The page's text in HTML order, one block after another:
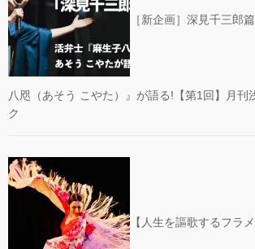
［新企画］深見千三郎
八咫（あそう こやた）』が語る!【第1回】月刊
ク
【人生を謳歌するフラ